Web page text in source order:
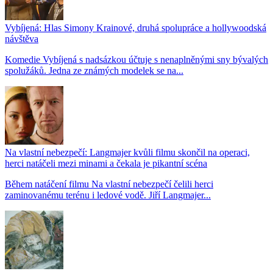
Vybíjená: Hlas Simony Krainové, druhá spolupráce a hollywoodská
návštěva
Komedie Vybíjená s nadsázkou účtuje s nenaplněnými sny bývalých
spolužáků. Jedna ze známých modelek se na...
Na vlastní nebezpečí: Langmajer kvůli filmu skončil na operaci,
herci natáčeli mezi minami a čekala je pikantní scéna
Během natáčení filmu Na vlastní nebezpečí čelili herci
zaminovanému terénu i ledové vodě. Jiří Langmajer...